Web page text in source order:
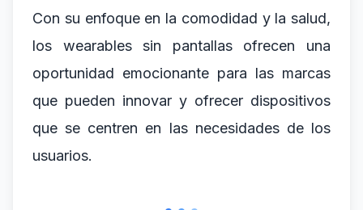
Con su enfoque en la comodidad y la salud,
los wearables sin pantallas ofrecen una
oportunidad emocionante para las marcas
que pueden innovar y ofrecer dispositivos
que se centren en las necesidades de los
usuarios.